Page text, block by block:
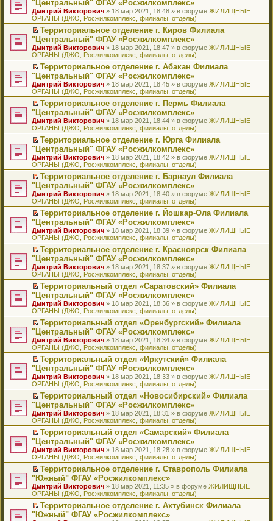
и
ю
щ
е
н
и
ю
у
с
о
о
б
щ
е
н
и
ю
н
н
о
м
с
о
о
б
щ
е
н
и
ю
и
т
а
н
н
о
м
у
с
о
о
б
щ
е
н
и
ю
е
п
р
о
ч
и
т
а
н
н
о
м
у
с
о
о
б
щ
е
н
и
ю
в
о
м
у
н
е
п
р
о
ч
и
т
а
н
н
о
м
у
с
о
о
б
щ
е
н
и
ю
и
к
п
е
р
в
о
м
у
н
е
п
р
о
ч
и
т
а
н
н
о
м
у
с
о
о
б
щ
е
н
и
ю
е
р
е
й
т
и
к
п
е
р
в
о
м
у
н
е
п
р
о
ч
и
т
а
н
н
о
м
у
с
о
о
б
щ
е
н
и
ю
"Центральный" ФГАУ «Росжилкомплекс»
Дмитрий Викторович » 18 мар 2021, 18:48 » в форуме ЖИЛИЩНЫЕ
ОРГАНЫ (ДЖО, Росжилкомплекс, филиалы, отделы)
П
е
р
е
й
т
и
к
п
е
р
в
о
м
у
н
е
п
р
о
ч
и
т
а
н
н
о
м
у
с
о
о
б
щ
е
н
и
ю
Территориальное отделение г. Киров Филиала
"Центральный" ФГАУ «Росжилкомплекс»
Дмитрий Викторович » 18 мар 2021, 18:47 » в форуме ЖИЛИЩНЫЕ
ОРГАНЫ (ДЖО, Росжилкомплекс, филиалы, отделы)
П
е
р
е
й
т
и
к
п
е
р
в
о
м
у
н
е
п
р
о
ч
и
т
а
н
н
о
м
у
с
о
о
б
щ
е
н
и
ю
Территориальное отделение г. Абакан Филиала
"Центральный" ФГАУ «Росжилкомплекс»
Дмитрий Викторович » 18 мар 2021, 18:45 » в форуме ЖИЛИЩНЫЕ
ОРГАНЫ (ДЖО, Росжилкомплекс, филиалы, отделы)
П
е
р
е
й
т
и
к
п
е
р
в
о
м
у
н
е
п
р
о
ч
и
т
а
н
н
о
м
у
с
о
о
б
щ
е
н
и
ю
Территориальное отделение г. Пермь Филиала
"Центральный" ФГАУ «Росжилкомплекс»
Дмитрий Викторович » 18 мар 2021, 18:44 » в форуме ЖИЛИЩНЫЕ
ОРГАНЫ (ДЖО, Росжилкомплекс, филиалы, отделы)
П
е
р
е
й
т
и
к
п
е
р
в
о
м
у
н
е
п
р
о
ч
и
т
а
н
н
о
м
у
с
о
о
б
щ
е
н
и
ю
Территориальное отделение г. Юрга Филиала
"Центральный" ФГАУ «Росжилкомплекс»
Дмитрий Викторович » 18 мар 2021, 18:42 » в форуме ЖИЛИЩНЫЕ
ОРГАНЫ (ДЖО, Росжилкомплекс, филиалы, отделы)
П
е
р
е
й
т
и
к
п
е
р
в
о
м
у
н
е
п
р
о
ч
и
т
а
н
н
о
м
у
с
о
о
б
щ
е
н
и
ю
Территориальное отделение г. Барнаул Филиала
"Центральный" ФГАУ «Росжилкомплекс»
Дмитрий Викторович » 18 мар 2021, 18:40 » в форуме ЖИЛИЩНЫЕ
ОРГАНЫ (ДЖО, Росжилкомплекс, филиалы, отделы)
П
е
р
е
й
т
и
к
п
е
р
в
о
м
у
н
е
п
р
о
ч
и
т
а
н
н
о
м
у
с
о
о
б
щ
е
н
и
ю
Территориальное отделение г. Йошкар-Ола Филиала
"Центральный" ФГАУ «Росжилкомплекс»
Дмитрий Викторович » 18 мар 2021, 18:39 » в форуме ЖИЛИЩНЫЕ
ОРГАНЫ (ДЖО, Росжилкомплекс, филиалы, отделы)
П
е
р
е
й
т
и
к
п
е
р
в
о
м
у
н
е
п
р
о
ч
и
т
а
н
н
о
м
у
с
о
о
б
щ
е
н
и
Территориальное отделение г. Красноярск Филиала
"Центральный" ФГАУ «Росжилкомплекс»
Дмитрий Викторович » 18 мар 2021, 18:37 » в форуме ЖИЛИЩНЫЕ
ОРГАНЫ (ДЖО, Росжилкомплекс, филиалы, отделы)
П
е
р
е
й
т
и
к
п
е
р
в
о
м
у
н
е
п
р
о
ч
и
т
а
н
н
о
м
у
с
о
о
Территориальный отдел «Саратовский» Филиала
"Центральный" ФГАУ «Росжилкомплекс»
Дмитрий Викторович » 18 мар 2021, 18:36 » в форуме ЖИЛИЩНЫЕ
ОРГАНЫ (ДЖО, Росжилкомплекс, филиалы, отделы)
П
е
р
е
й
т
и
к
п
е
р
в
о
м
у
н
е
п
р
о
ч
и
т
а
н
н
о
Территориальный отдел «Оренбургский» Филиала
"Центральный" ФГАУ «Росжилкомплекс»
Дмитрий Викторович » 18 мар 2021, 18:34 » в форуме ЖИЛИЩНЫЕ
ОРГАНЫ (ДЖО, Росжилкомплекс, филиалы, отделы)
П
е
р
е
й
т
и
к
п
е
р
в
о
м
у
н
е
п
р
о
ч
и
Территориальный отдел «Иркутский» Филиала
"Центральный" ФГАУ «Росжилкомплекс»
Дмитрий Викторович » 18 мар 2021, 18:33 » в форуме ЖИЛИЩНЫЕ
ОРГАНЫ (ДЖО, Росжилкомплекс, филиалы, отделы)
П
е
р
е
й
т
и
к
п
е
р
в
о
м
у
н
е
Территориальный отдел «Новосибирский» Филиала
"Центральный" ФГАУ «Росжилкомплекс»
Дмитрий Викторович » 18 мар 2021, 18:31 » в форуме ЖИЛИЩНЫЕ
ОРГАНЫ (ДЖО, Росжилкомплекс, филиалы, отделы)
П
е
р
е
й
т
и
к
п
е
р
в
Территориальный отдел «Самарский» Филиала
"Центральный" ФГАУ «Росжилкомплекс»
Дмитрий Викторович » 18 мар 2021, 18:28 » в форуме ЖИЛИЩНЫЕ
ОРГАНЫ (ДЖО, Росжилкомплекс, филиалы, отделы)
П
е
р
е
й
т
и
Территориальное отделение г. Ставрополь Филиала
"Южный" ФГАУ «Росжилкомплекс»
Дмитрий Викторович » 18 мар 2021, 11:35 » в форуме ЖИЛИЩНЫЕ
ОРГАНЫ (ДЖО, Росжилкомплекс, филиалы, отделы)
П
е
Территориальное отделение г. Ахтубинск Филиала
"Южный" ФГАУ «Росжилкомплекс»